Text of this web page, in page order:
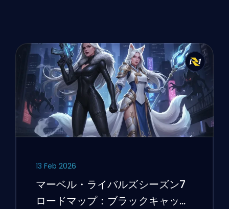
13 Feb 2026
マーベル・ライバルズシーズン7
ロードマップ：ブラックキャッ